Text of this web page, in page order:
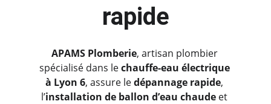
rapide
APAMS Plomberie, artisan plombier
spécialisé dans le chauffe-eau électrique
à Lyon 6, assure le dépannage rapide,
l’installation de ballon d’eau chaude et